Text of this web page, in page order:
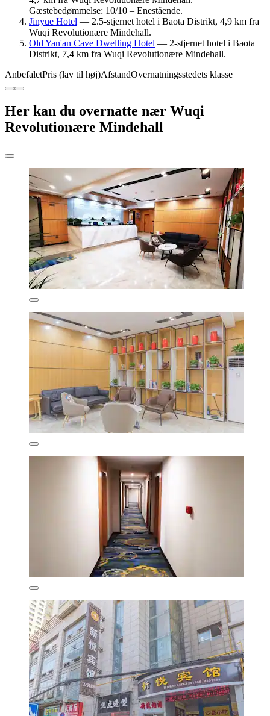
Gæstebedømmelse: 10/10 – Enestående.
Jinyue Hotel — 2.5-stjernet hotel i Baota Distrikt, 4,9 km fra
Wuqi Revolutionære Mindehall.
Old Yan'an Cave Dwelling Hotel — 2-stjernet hotel i Baota
Distrikt, 7,4 km fra Wuqi Revolutionære Mindehall.
AnbefaletPris (lav til høj)AfstandOvernatningsstedets klasse
Her kan du overnatte nær Wuqi
Revolutionære Mindehall